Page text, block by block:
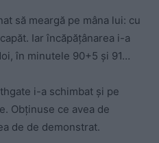
să meargă pe mâna lui: cu
Iar încăpățânarea i-a
în minutele 90+5 și 91…
i-a schimbat și pe
Obținuse ce avea de
de de demonstrat.